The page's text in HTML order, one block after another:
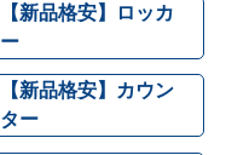
【新品格安】ロッカ
ー
【新品格安】カウン
ター